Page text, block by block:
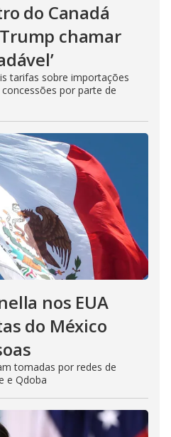
do Canadá
chamar
tarifas sobre importações
por parte de
nos EUA
do México
tomadas por redes de
e Qdoba